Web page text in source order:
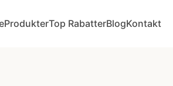
ProdukterTop RabatterBlogKontakt